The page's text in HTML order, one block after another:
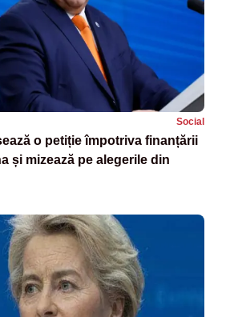
Social
o petiție împotriva finanțării
și mizează pe alegerile din